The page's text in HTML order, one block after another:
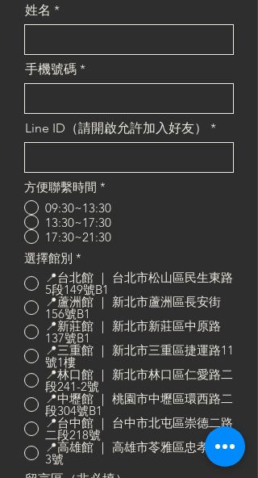
姓名
手機號碼
Line ID（請開啟允許加入好友）
方便聯繫時間 *
09:30~13:30
13:30~17:30
17:30~21:30
選擇館別 *
📍台北館 ｜ 台北市松山區民生東路
5段149號B1
📍蘆洲館 ｜ 新北市蘆洲區長安街
156號B1
📍新莊館 ｜ 新北市新莊區中原路
137號B1
📍三重館 ｜ 新北市三重區捷運路11
號1樓
📍林口館 ｜ 新北市林口區仁愛路二
段241-2號
📍中壢館 ｜ 桃園市中壢區環西路二
段304號B1
📍台中館 ｜ 台中市北屯區崇德二路
二段218號
📍高雄館 ｜ 高雄市苓雅區忠孝二路
3號